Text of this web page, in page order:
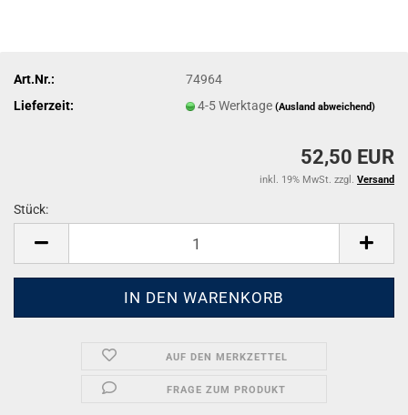
Art.Nr.:
74964
Lieferzeit:
4-5 Werktage(Ausland abweichend)
52,50 EUR
inkl. 19% MwSt. zzgl. Versand
Stück:
AUF DEN MERKZETTEL
FRAGE ZUM PRODUKT